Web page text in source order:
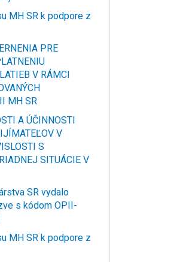
MH SR k podpore z
PRE
V RÁMCI
MH SR
A ÚČINNOSTI
V
S
SITUÁCIE V
SR vydalo
s kódom OPII-
MH SR k podpore z